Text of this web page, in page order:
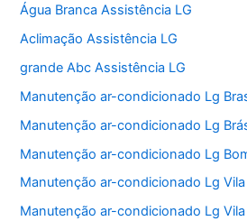
Água Branca Assistência LG
Aclimação Assistência LG
grande Abc Assistência LG
Manutenção ar-condicionado Lg
Manutenção ar-condicionado Lg
Manutenção ar-condicionado Lg
Manutenção ar-condicionado Lg
Manutenção ar-condicionado Lg